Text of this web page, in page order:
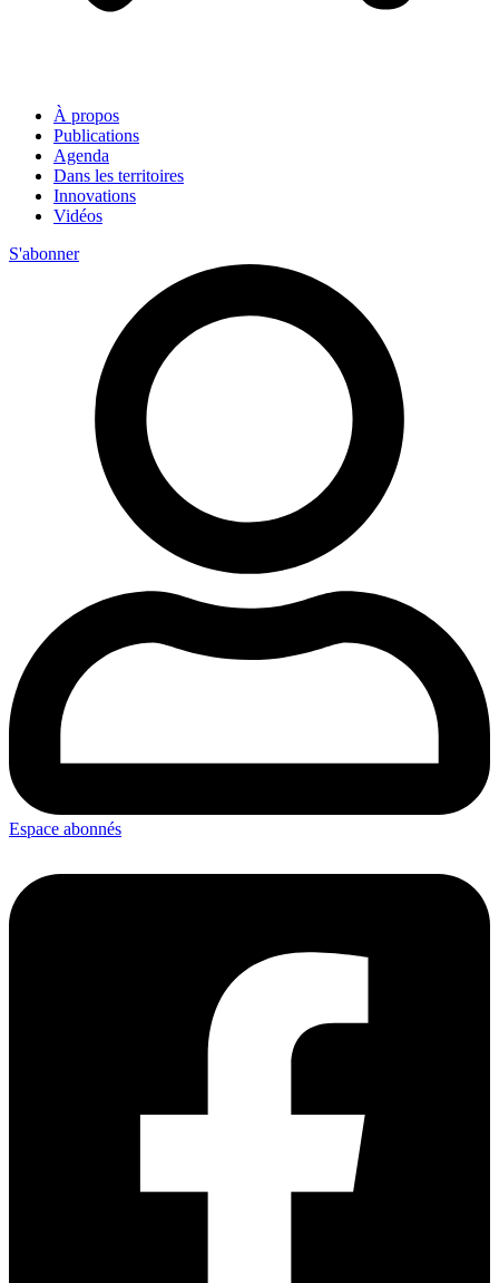
À propos
Publications
Agenda
Dans les territoires
Innovations
Vidéos
S'abonner
Espace abonnés